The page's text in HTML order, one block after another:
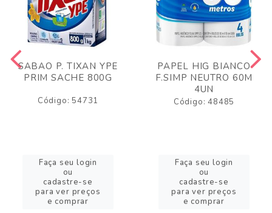
SABAO P. TIXAN YPE
PRIM SACHE 800G
Código: 54731
Faça seu login
ou
cadastre-se
para ver preços
e comprar
PAPEL HIG BIANCO
F.SIMP NEUTRO 60M
4UN
Código: 48485
Faça seu login
ou
cadastre-se
para ver preços
e comprar